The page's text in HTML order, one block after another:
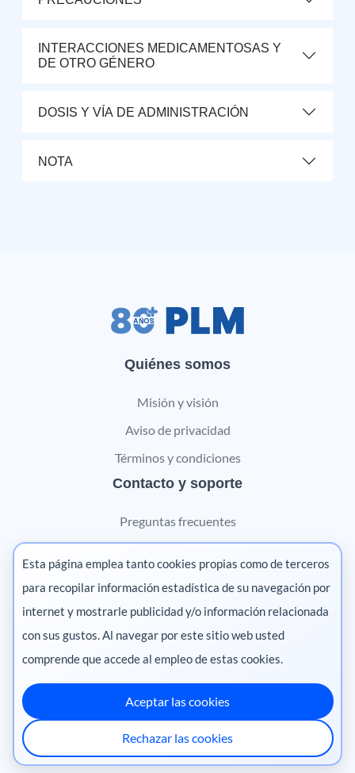
INTERACCIONES MEDICAMENTOSAS Y
DE OTRO GÉNERO
DOSIS Y VÍA DE ADMINISTRACIÓN
NOTA
Quiénes somos
Misión y visión
Aviso de privacidad
Términos y condiciones
Contacto y soporte
Preguntas frecuentes
Contáctanos
Marketing digital
Pharma
México
·
Ecuador·Perú·
Centroamérica
Chile
Esta página emplea tanto cookies propias como de terceros
para recopilar información estadística de su navegación por
internet y mostrarle publicidad y/o información relacionada
con sus gustos. Al navegar por este sitio web usted
comprende que accede al empleo de estas cookies.
Aceptar las cookies
Rechazar las cookies